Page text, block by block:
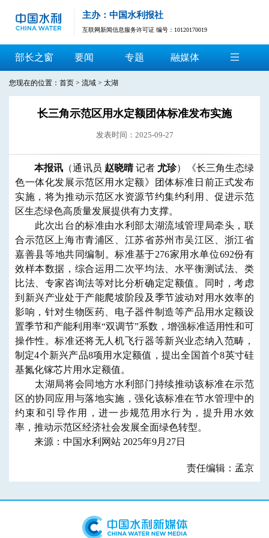
主办：中国水利报社
互联网新闻信息服务许可证 编号：10120170019
部长之窗 要闻 专题 融媒体
您现在的位置： 首页 > 流域 > 太湖
长三角示范区用水定额团体标准发布实施
发表时间：2025-09-27
本报讯 （通讯员 赵晓晴记者 尤珍）《长三角生态绿
色一体化发展示范区用水定额》团体标准日前正式发布
实施，将为推动示范区水资源节约集约利用、促进示范
区生态绿色高质量发展提供有力支撑。
此次出台的标准由水利部太湖流域管理局牵头，联
合示范区上海市青浦区、江苏省苏州市吴江区、浙江省
嘉善县等地共同编制。标准基于276家用水单位692份有
效样本数据，综合运用二次平均法、水平衡测试法、类
比法、专家咨询法等对比分析确定定额值。同时，考虑
到新兴产业处于产能爬坡阶段及季节波动对用水效率的
影响，针对生物医药、电子器件制造等产品用水定额设
置季节和产能利用率“双调节”系数，增强标准适用性和可
操作性。标准还将无人机飞行器等新兴业态纳入范畴，
制定4个新兴产品8项用水定额值，提出全国首个8英寸硅
基氮化镓芯片用水定额值。
太湖局将会同地方水利部门持续推动该标准在示范
区的协同应用与落地实施，强化该标准在节水管理中的
约束和引导作用，进一步规范用水行为，提升用水效
率，推动示范区经济社会发展全面绿色转型。
来源：中国水利网站 2025年9月27日
责任编辑：孟京